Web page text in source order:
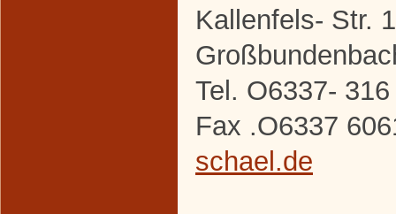
Kallenfels- Str.
Tel. O6337- 316
Fax .O6337
schael.de